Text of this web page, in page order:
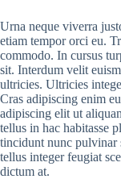
Urna neque viverra
etiam tempor orci eu.
commodo. In cursus
sit. Interdum velit
ultricies. Ultricies
Cras adipiscing enim
adipiscing elit ut
tellus in hac habitasse
tincidunt nunc pulvinar
tellus integer feugiat
dictum at.